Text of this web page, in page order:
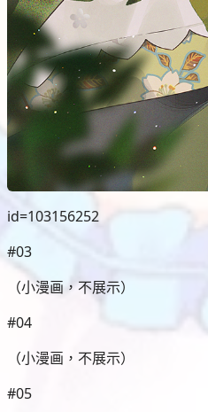
id=103156252
#03
（小漫画，不展示）
#04
（小漫画，不展示）
#05